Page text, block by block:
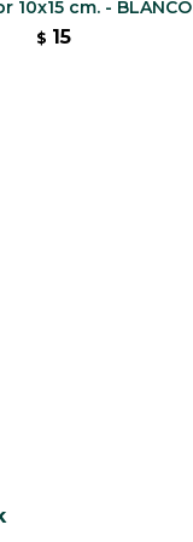
10x15 cm. - BLANCO
$ 15